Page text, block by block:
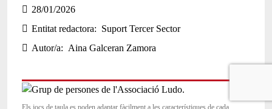
a
c
e
o
28/01/2026
Entitat redactora
Suport Tercer Sector
Autor/a
Aina Galceran Zamora
Els jocs de taula es poden adaptar fàcilment a les característiques de cada